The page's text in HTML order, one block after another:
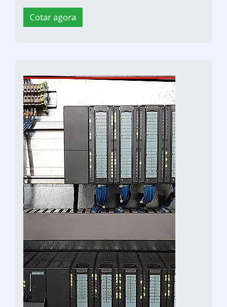
Cotar agora